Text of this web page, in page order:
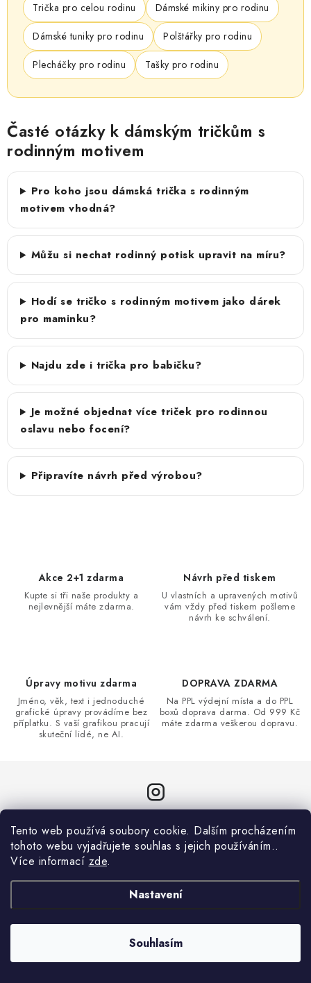
Tento web používá soubory cookie. Dalším procházením
tohoto webu vyjadřujete souhlas s jejich používáním..
Více informací zde.
Nastavení
Souhlasím
Trička pro celou rodinu Dámské mikiny pro rodinu
Dámské tuniky pro rodinu Polštářky pro rodinu
Plecháčky pro rodinu Tašky pro rodinu
Časté otázky k dámským tričkům s
rodinným motivem
Pro koho jsou dámská trička s rodinným
motivem vhodná?
Můžu si nechat rodinný potisk upravit na míru?
Hodí se tričko s rodinným motivem jako dárek
pro maminku?
Najdu zde i trička pro babičku?
Je možné objednat více triček pro rodinnou
oslavu nebo focení?
Připravíte návrh před výrobou?
Akce 2+1 zdarma
Kupte si tři naše produkty a
nejlevnější máte zdarma.
Návrh před tiskem
U vlastních a upravených motivů
vám vždy před tiskem pošleme
návrh ke schválení.
Úpravy motivu zdarma
Jméno, věk, text i jednoduché
grafické úpravy provádíme bez
příplatku. S vaší grafikou pracují
skuteční lidé, ne AI.
DOPRAVA ZDARMA
Na PPL výdejní místa a do PPL
boxů doprava darma. Od 999 Kč
máte zdarma veškerou dopravu.
ZOBRAZIT PROFIL